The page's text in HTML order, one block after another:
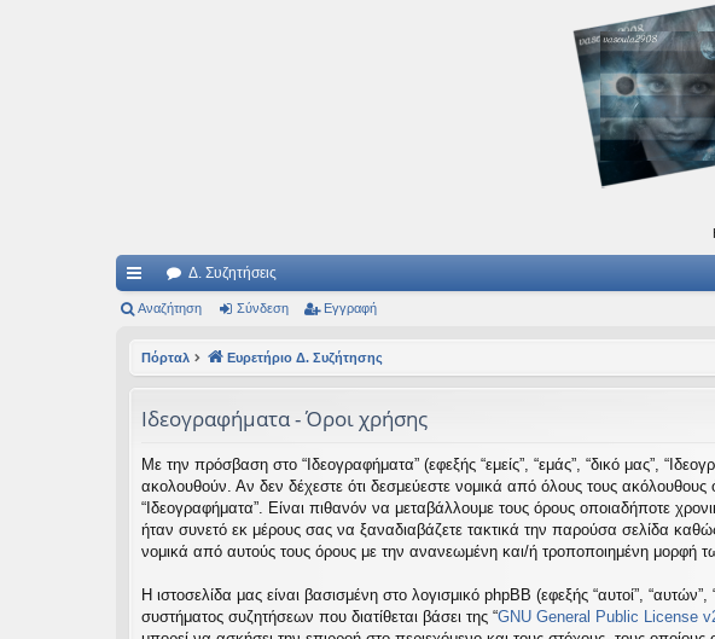
Αυτός ο τόπος φιλοδοξεί να ανοίγει μονοπάτια για τα συναρπαστικά και όμορφα ταξίδια του νού...
ρή
Δ. Συζητήσεις
Αναζήτηση Σύνδεση Εγγραφή
Πόρταλ Ευρετήριο Δ. Συζήτησης
Ιδεογραφήματα - Όροι χρήσης
Με την πρόσβαση στο “Ιδεογραφήματα” (εφεξής “εμείς”, “εμάς”, “δικό μας”,
ακολουθούν. Αν δεν δέχεστε ότι δεσμεύεστε νομικά από όλους τους
“Ιδεογραφήματα”. Είναι πιθανόν να μεταβάλλουμε τους όρους οποιαδήποτε
ήταν συνετό εκ μέρους σας να ξαναδιαβάζετε τακτικά την παρούσα σελίδα
νομικά από αυτούς τους όρους με την ανανεωμένη και/ή τροποποιημένη μορφή
Η ιστοσελίδα μας είναι βασισμένη στο λογισμικό phpBB (εφεξής “αυτοί”,
συστήματος συζητήσεων που διατίθεται βάσει της “GNU General Public License